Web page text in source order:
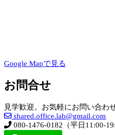
Google Mapで見る
お問合せ
見学歓迎。お気軽にお問い合わ
shared.office.lab@gmail.com
080-1476-0182（平日11:00-